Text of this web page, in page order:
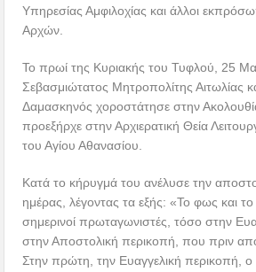
Υπηρεσίας Αμφιλοχίας και άλλοι
Αρχών.
Το πρωί της Κυριακής του Τυφλού, 25
Σεβασμιώτατος Μητροπολίτης Αιτωλίας
Δαμασκηνός χοροστάτησε στην
προεξήρχε στην Αρχιερατική Θεία
του Αγίου Αθανασίου.
Κατά το κήρυγμά του ανέλυσε την
ημέρας, λέγοντας τα εξής: «Το φως και το
σημερινοί πρωταγωνιστές, τόσο στην
στην Αποστολική περικοπή, που πριν
Στην πρώτη, την Ευαγγελική περικοπή, ο